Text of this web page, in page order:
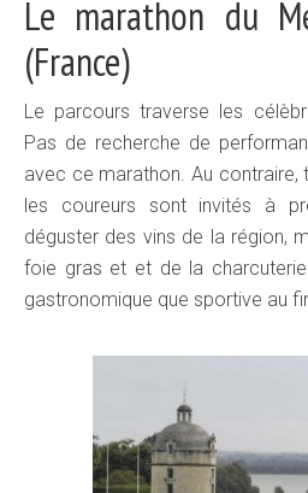
Le marathon du
(France)
Le parcours traverse les
Pas de recherche de
avec ce marathon. Au contraire,
les coureurs sont invités à
déguster des vins de la région,
foie gras et et de la
gastronomique que sportive au